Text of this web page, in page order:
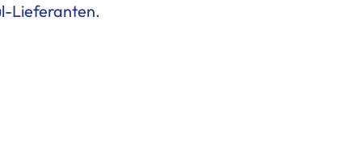
Lieferanten.